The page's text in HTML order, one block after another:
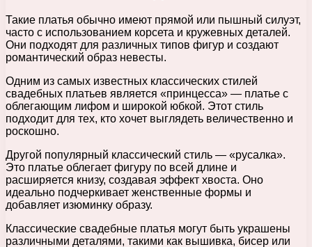
Такие платья обычно имеют прямой или пышный силуэт,
часто с использованием корсета и кружевных деталей.
Они подходят для различных типов фигур и создают
романтический образ невесты.
Одним из самых известных классических стилей
свадебных платьев является «принцесса» — платье с
облегающим лифом и широкой юбкой. Этот стиль
подходит для тех, кто хочет выглядеть величественно и
роскошно.
Другой популярный классический стиль — «русалка».
Это платье облегает фигуру по всей длине и
расширяется книзу, создавая эффект хвоста. Оно
идеально подчеркивает женственные формы и
добавляет изюминку образу.
Классические свадебные платья могут быть украшены
различными деталями, такими как вышивка, бисер или